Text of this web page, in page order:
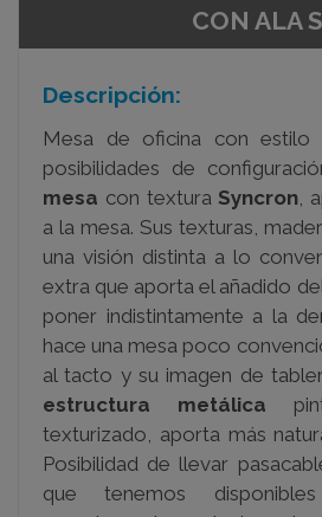
CON ALA
Descripción:
Mesa de oficina con estilo
posibilidades de
mesa con texturaSyncron ,
a la mesa. Sus texturas,
una visión distinta a lo
extra que aporta el añadido
poner indistintamente a la
hace una mesa poco
al tacto y su imagen de
estructura metálica
texturizado, aporta más
Posibilidad de llevar
que tenemos